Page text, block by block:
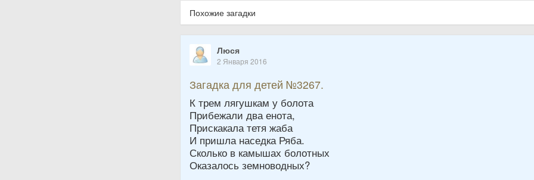
Похожие загадки
Люся
2 Января 2016
Загадка для детей №3267.
К трем лягушкам у болота
Прибежали два енота,
Прискакала тетя жаба
И пришла наседка Ряба.
Сколько в камышах болотных
Оказалось земноводных?